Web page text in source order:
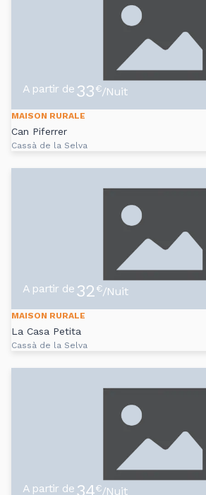
A partir de 33€/Nuit
MAISON RURALE
Can Piferrer
Cassà de la Selva
A partir de 32€/Nuit
MAISON RURALE
La Casa Petita
Cassà de la Selva
A partir de €/Nuit